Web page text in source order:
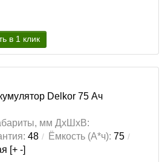
в 1 клик
Delkor 75 Ач
мм ДхШхВ:
48 Ёмкость (А*ч): 75
[+ -]